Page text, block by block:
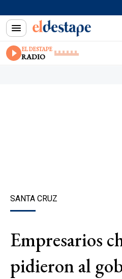
EL DESTAPE
RADIO
SANTA CRUZ
Empresarios
pidieron al